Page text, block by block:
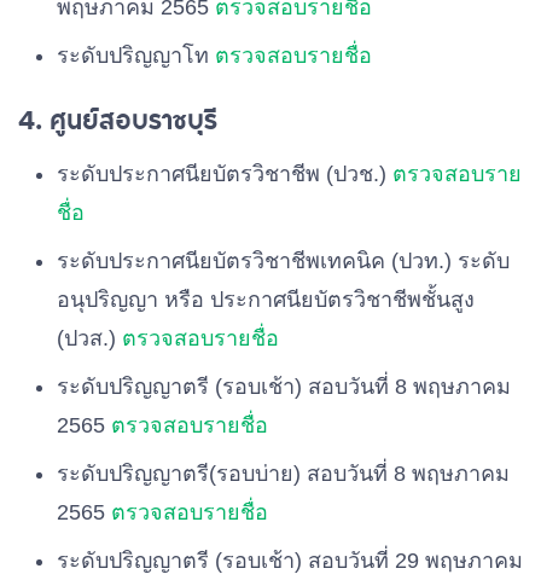
พฤษภาคม 2565 ตรวจสอบรายชื่อ
ระดับปริญญาโท ตรวจสอบรายชื่อ
4. ศูนย์สอบราชบุรี
ระดับประกาศนียบัตรวิชาชีพ (ปวช.) ตรวจสอบราย
ชื่อ
ระดับประกาศนียบัตรวิชาชีพเทคนิค (ปวท.) ระดับ
อนุปริญญา หรือ ประกาศนียบัตรวิชาชีพชั้นสูง
(ปวส.) ตรวจสอบรายชื่อ
ระดับปริญญาตรี (รอบเช้า) สอบวันที่ 8 พฤษภาคม
2565 ตรวจสอบรายชื่อ
ระดับปริญญาตรี(รอบบ่าย) สอบวันที่ 8 พฤษภาคม
2565 ตรวจสอบรายชื่อ
ระดับปริญญาตรี (รอบเช้า) สอบวันที่ 29 พฤษภาคม